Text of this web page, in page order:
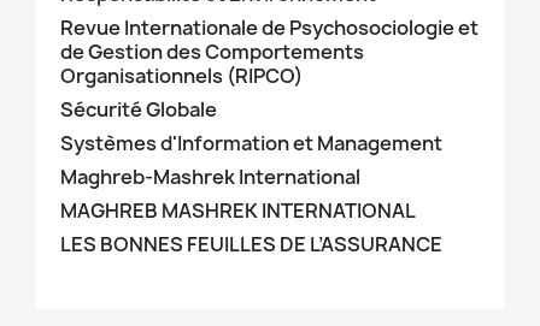
Revue Internationale de Psychosociologie et
de Gestion des Comportements
Organisationnels (RIPCO)
Sécurité Globale
Systèmes d'Information et Management
Maghreb-Mashrek International
MAGHREB MASHREK INTERNATIONAL
LES BONNES FEUILLES DE L’ASSURANCE